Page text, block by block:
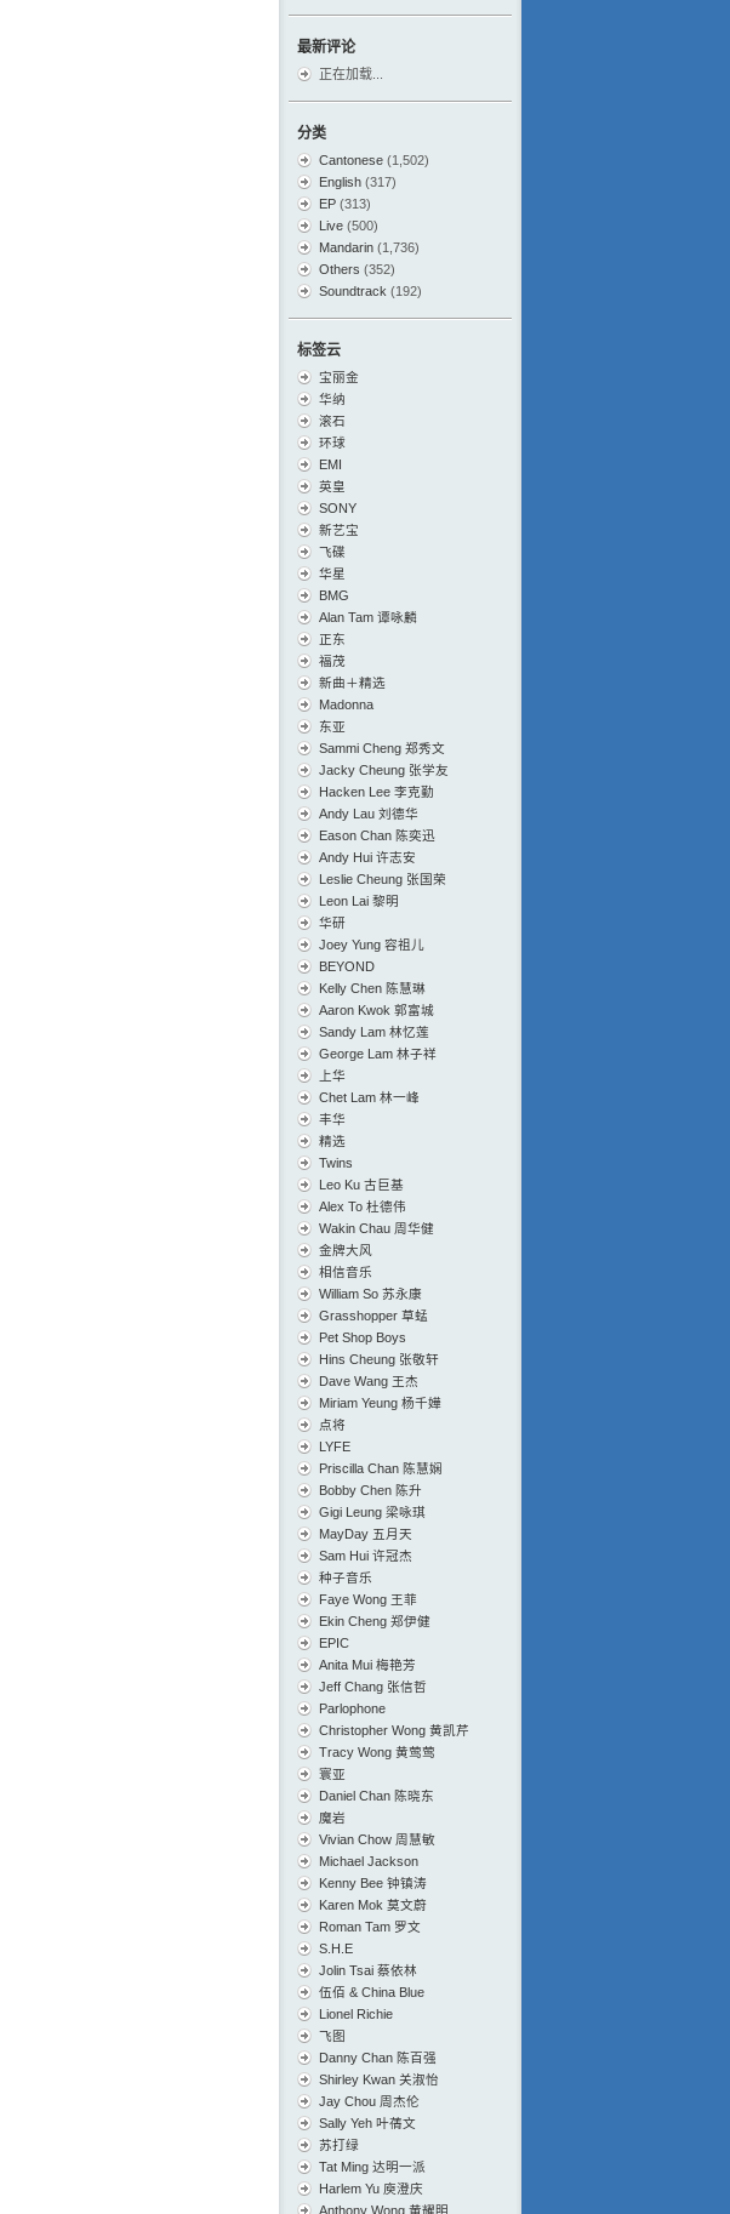
最新评论
正在加载...
分类
Cantonese (1,502)
English (317)
EP (313)
Live (500)
Mandarin (1,736)
Others (352)
Soundtrack (192)
标签云
宝丽金
华纳
滚石
环球
EMI
英皇
SONY
新艺宝
飞碟
华星
BMG
Alan Tam 谭咏麟
正东
福茂
新曲＋精选
Madonna
东亚
Sammi Cheng 郑秀文
Jacky Cheung 张学友
Hacken Lee 李克勤
Andy Lau 刘德华
Eason Chan 陈奕迅
Andy Hui 许志安
Leslie Cheung 张国荣
Leon Lai 黎明
华研
Joey Yung 容祖儿
BEYOND
Kelly Chen 陈慧琳
Aaron Kwok 郭富城
Sandy Lam 林忆莲
George Lam 林子祥
上华
Chet Lam 林一峰
丰华
精选
Twins
Leo Ku 古巨基
Alex To 杜德伟
Wakin Chau 周华健
金牌大风
相信音乐
William So 苏永康
Grasshopper 草蜢
Pet Shop Boys
Hins Cheung 张敬轩
Dave Wang 王杰
Miriam Yeung 杨千嬅
点将
LYFE
Priscilla Chan 陈慧娴
Bobby Chen 陈升
Gigi Leung 梁咏琪
MayDay 五月天
Sam Hui 许冠杰
种子音乐
Faye Wong 王菲
Ekin Cheng 郑伊健
EPIC
Anita Mui 梅艳芳
Jeff Chang 张信哲
Parlophone
Christopher Wong 黄凯芹
Tracy Wong 黄莺莺
寰亚
Daniel Chan 陈晓东
魔岩
Vivian Chow 周慧敏
Michael Jackson
Kenny Bee 钟镇涛
Karen Mok 莫文蔚
Roman Tam 罗文
S.H.E
Jolin Tsai 蔡依林
伍佰 & China Blue
Lionel Richie
飞图
Danny Chan 陈百强
Shirley Kwan 关淑怡
Jay Chou 周杰伦
Sally Yeh 叶蒨文
苏打绿
Tat Ming 达明一派
Harlem Yu 庾澄庆
Anthony Wong 黄耀明